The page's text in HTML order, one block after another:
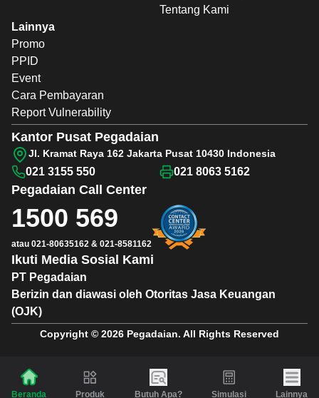
Beranda Produk Butuh Apa? Simulasi Lainnya
Tentang Kami
Lainnya
Promo
PPID
Event
Cara Pembayaran
Report Vulnerability
PT Pegadaian
Berizin dan diawasi oleh Otoritas Jasa Keuangan
(OJK)
Ikuti Media Sosial Kami
Pegadaian Call Center
1500 569
atau 021-80635162 & 021-8581162
Kantor Pusat Pegadaian
Jl. Kramat Raya 162 Jakarta Pusat 10430 Indonesia
021 3155 550 021 8063 5162
Copyright © 2026 Pegadaian. All Rights Reserved